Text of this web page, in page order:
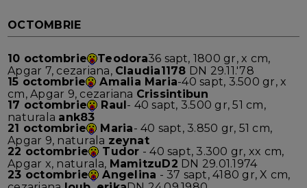
OCTOMBRIE
10 octombrie Teodora36 sapt, 1800 gr, x cm,
Apgar 7, cezariana, Claudia1178 DN 29.11.'78
15 octombrie
Amalia Maria-40 sapt, 3.500 gr, x
cm, Apgar 9, cezariana Crissintibun
17 octombrie
Raul- 40 sapt, 3.500 gr, 51 cm,
naturala ank83
21 octombrie
Maria- 40 sapt, 3.850 gr, 51 cm,
Apgar 9, naturala zeynat
22 octombrie
Tudor - 40 sapt, 3.300 gr, xx cm,
Apgar x, naturala, MamitzuD2 DN 29.01.1974
23 octombrie
Angelina - 37 sapt, 4180 gr, X cm,